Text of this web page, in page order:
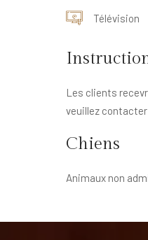
Télévision
Les clients
veuillez
Chiens
Animaux non